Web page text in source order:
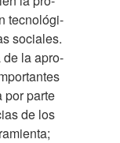
tecnológi-
sociales.
la apro-
por parte
de los